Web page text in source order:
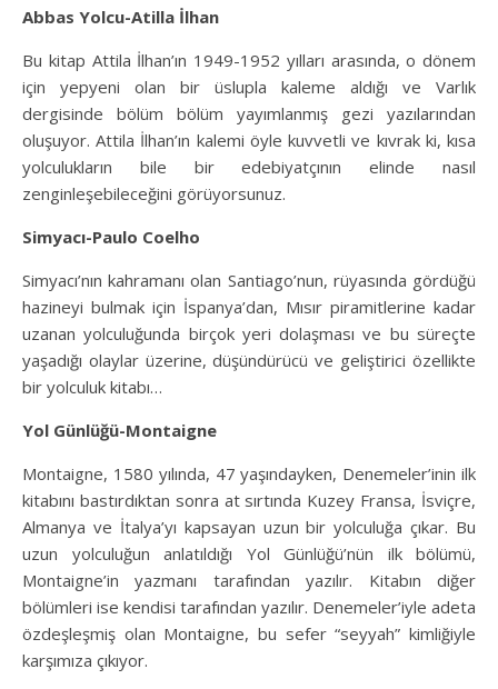
Abbas Yolcu-Atilla İlhan
Bu kitap Attila İlhan’ın 1949-1952 yılları arasında, o dönem
için yepyeni olan bir üslupla kaleme aldığı ve Varlık
dergisinde bölüm bölüm yayımlanmış gezi yazılarından
oluşuyor. Attila İlhan’ın kalemi öyle kuvvetli ve kıvrak ki, kısa
yolculukların bile bir edebiyatçının elinde nasıl
zenginleşebileceğini görüyorsunuz.
Simyacı-Paulo Coelho
Simyacı’nın kahramanı olan Santiago’nun, rüyasında gördüğü
hazineyi bulmak için İspanya’dan, Mısır piramitlerine kadar
uzanan yolculuğunda birçok yeri dolaşması ve bu süreçte
yaşadığı olaylar üzerine, düşündürücü ve geliştirici özellikte
bir yolculuk kitabı…
Yol Günlüğü-Montaigne
Montaigne, 1580 yılında, 47 yaşındayken, Denemeler’inin ilk
kitabını bastırdıktan sonra at sırtında Kuzey Fransa, İsviçre,
Almanya ve İtalya’yı kapsayan uzun bir yolculuğa çıkar. Bu
uzun yolculuğun anlatıldığı Yol Günlüğü’nün ilk bölümü,
Montaigne’in yazmanı tarafından yazılır. Kitabın diğer
bölümleri ise kendisi tarafından yazılır. Denemeler’iyle adeta
özdeşleşmiş olan Montaigne, bu sefer “seyyah” kimliğiyle
karşımıza çıkıyor.